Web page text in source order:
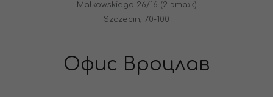
Malkowskiego 26/16 (2 этаж)
Szczecin, 70-100
Офис Вроцлав